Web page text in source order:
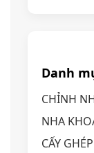
Danh
CHỈNH
NHA
CẤY